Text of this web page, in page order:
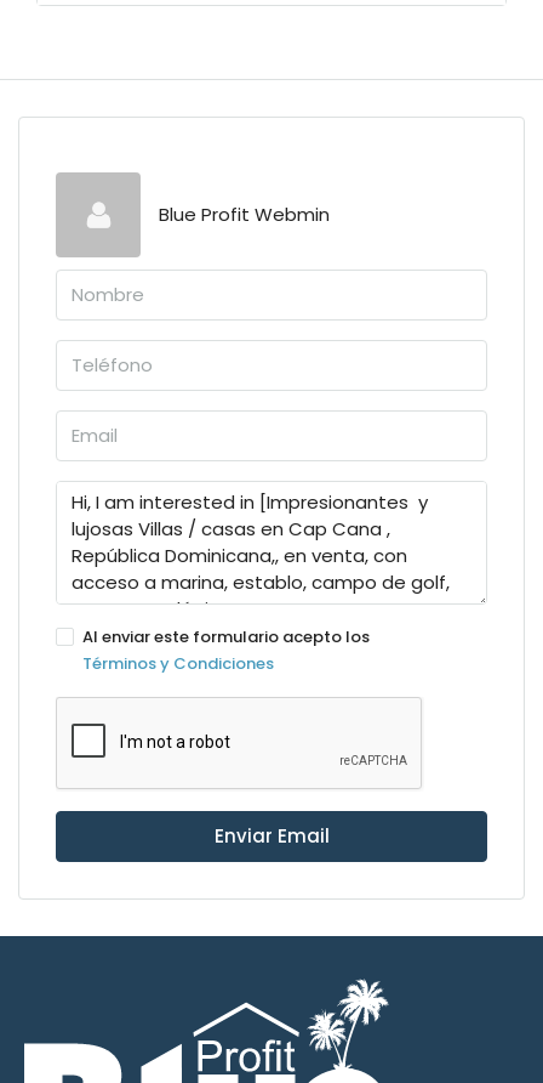
Blue Profit Webmin
Al enviar este formulario acepto los
Términos y Condiciones
Enviar Email